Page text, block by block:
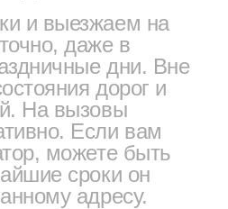
и выезжаем на
даже в
дни. Вне
дорог и
На вызовы
Если вам
можете быть
сроки он
адресу.